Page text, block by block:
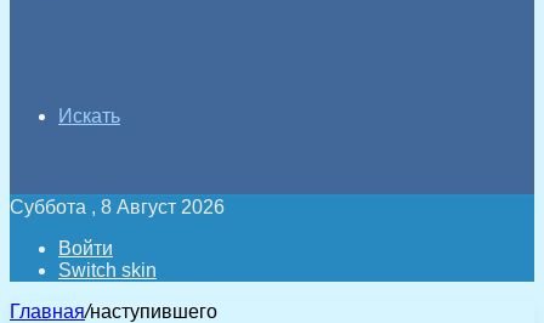
Искать
Суббота , 8 Август 2026
Войти
Switch skin
Главная/наступившего